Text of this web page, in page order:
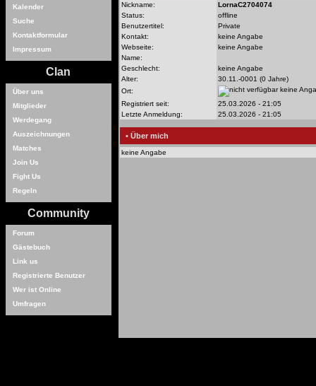
Kalender
Suche
Kontaktformular
Impressum
Clan
Über uns
Mitglieder
Werdegang
Auszeichnungen
Matches
Join Us
Fight Us
Regeln
Community
Forum
Gästebuch
Link us
Registrierte Benutzer
Wer ist Online
Umfragen
Nickname:
LornaC2704074
Status:
offline
Benutzertitel:
Private
Kontakt:
keine Angabe
Webseite:
keine Angabe
Name:
Geschlecht:
keine Angabe
Alter:
30.11.-0001 (0 Jahre)
Ort:
keine
Registriert seit:
25.03.2026 - 21:05
Letzte Anmeldung:
25.03.2026 - 21:05
• Über mich
keine Angabe